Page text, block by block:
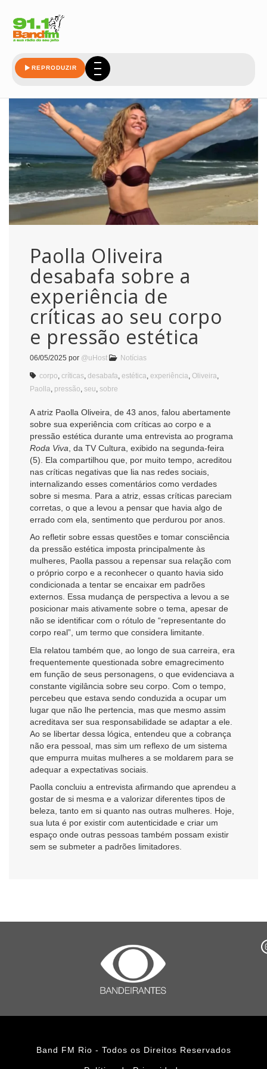
REPRODUZIR
Paolla Oliveira
desabafa sobre a
experiência de
críticas ao seu corpo
e pressão estética
06/05/2025 por @uHost Notícias
corpo críticas desabafa estética experiência Oliveira
Paolla pressão seu sobre
A atriz Paolla Oliveira, de 43 anos, falou abertamente
sobre sua experiência com críticas ao corpo e a
pressão estética durante uma entrevista ao programa
Roda Viva , da TV Cultura, exibido na segunda-feira
(5). Ela compartilhou que, por muito tempo, acreditou
nas críticas negativas que lia nas redes sociais,
internalizando esses comentários como verdades
sobre si mesma. Para a atriz, essas críticas pareciam
corretas, o que a levou a pensar que havia algo de
errado com ela, sentimento que perdurou por anos.
Ao refletir sobre essas questões e tomar consciência
da pressão estética imposta principalmente às
mulheres, Paolla passou a repensar sua relação com
o próprio corpo e a reconhecer o quanto havia sido
condicionada a tentar se encaixar em padrões
externos. Essa mudança de perspectiva a levou a se
posicionar mais ativamente sobre o tema, apesar de
não se identificar com o rótulo de “representante do
corpo real”, um termo que considera limitante.
Ela relatou também que, ao longo de sua carreira, era
frequentemente questionada sobre emagrecimento
em função de seus personagens, o que evidenciava a
constante vigilância sobre seu corpo. Com o tempo,
percebeu que estava sendo conduzida a ocupar um
lugar que não lhe pertencia, mas que mesmo assim
acreditava ser sua responsabilidade se adaptar a ele.
Ao se libertar dessa lógica, entendeu que a cobrança
não era pessoal, mas sim um reflexo de um sistema
que empurra muitas mulheres a se moldarem para se
adequar a expectativas sociais.
Paolla concluiu a entrevista afirmando que aprendeu a
gostar de si mesma e a valorizar diferentes tipos de
beleza, tanto em si quanto nas outras mulheres. Hoje,
sua luta é por existir com autenticidade e criar um
espaço onde outras pessoas também possam existir
sem se submeter a padrões limitadores.
Band FM Rio - Todos os Direitos Reservados